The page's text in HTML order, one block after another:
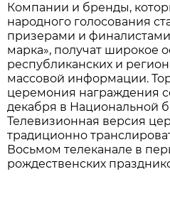
Компании и бренды,
народного голосования
призерами и
марка», получат широкое
республиканских и
массовой информации.
церемония награждения
декабря в Национальной
Телевизионная версия
традиционно
Восьмом телеканале в
рождественских